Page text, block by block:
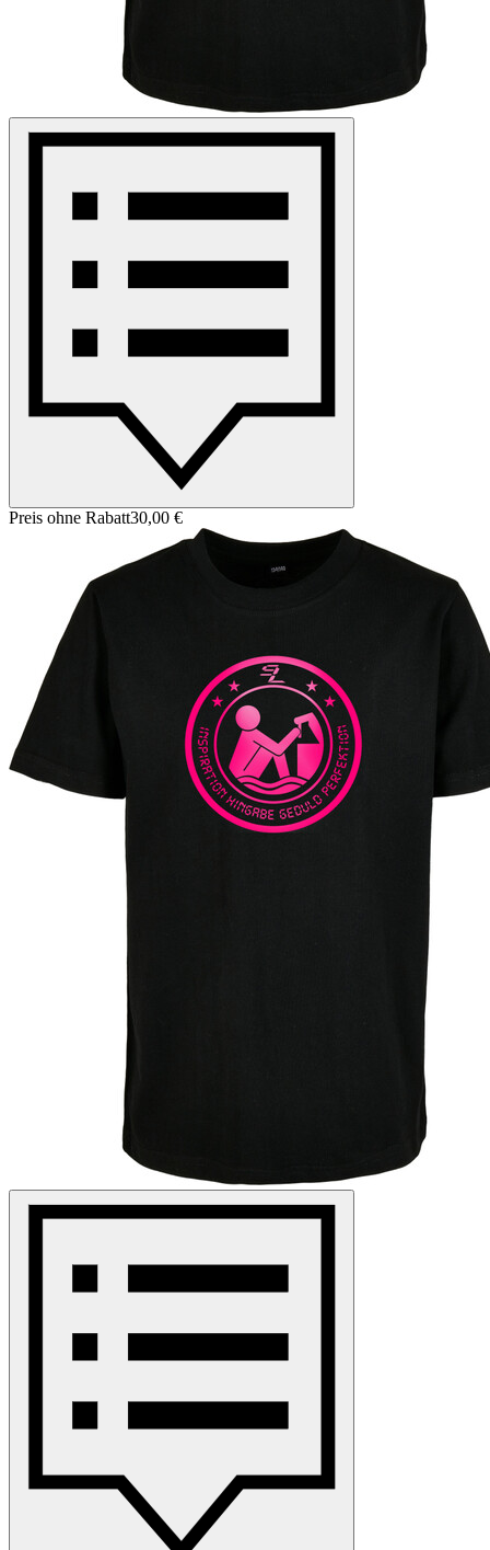
Preis ohne Rabatt30,00 €